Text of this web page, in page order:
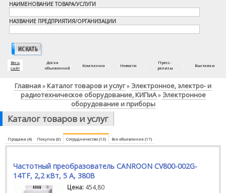
НАИМЕНОВАНИЕ ТОВАРА/УСЛУГИ
НАЗВАНИЕ ПРЕДПРИЯТИЯ/ОРГАНИЗАЦИИ
Весь
сайт
Доска
объявлений
Компании Новости
Пресс-
релизы
Выставки
Главная» Каталог товаров и услуг» Электронное, электро- и
радиотехническое оборудование, КИПиА» Электронное
оборудование и приборы
Каталог товаров и услуг
Продажа (4) Покупка (0) Сотрудничество (13) Все объявления (17)
Частотный преобразователь CANROON CV800-002G-
14TF, 2,2 кВт, 5 А, 380В
Цена: 454,80